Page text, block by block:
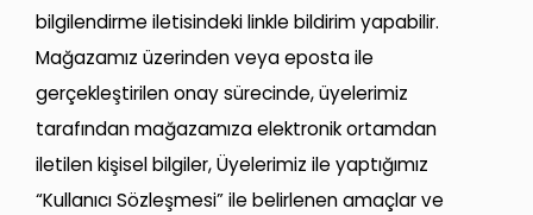
bilgilendirme iletisindeki linkle bildirim yapabilir.
Mağazamız üzerinden veya eposta ile
gerçekleştirilen onay sürecinde, üyelerimiz
tarafından mağazamıza elektronik ortamdan
iletilen kişisel bilgiler, Üyelerimiz ile yaptığımız
“Kullanıcı Sözleşmesi” ile belirlenen amaçlar ve